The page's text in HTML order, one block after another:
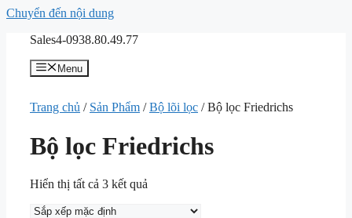
Chuyển đến nội dung
Sales4-0938.80.49.77
Menu
Trang chủ / Sản Phẩm /Bộ lõi lọc / Bộ lọc Friedrichs
Bộ lọc Friedrichs
Hiển thị tất cả 3 kết quả